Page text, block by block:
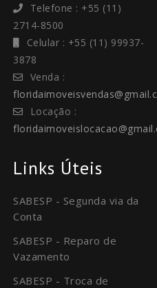
Telefone : +55 (11)
2714-8500
Celular : +55 (11) 99937-
3878
Venda :
Locação :
Links Úteis
SABESP - Segunda via da
Conta
SABESP - Reparo de
Vazamento
SABESP - Troca de